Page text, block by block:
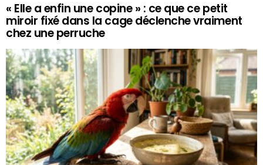
« Elle a enfin une copine » : ce que ce petit
miroir fixé dans la cage déclenche vraiment
chez une perruche